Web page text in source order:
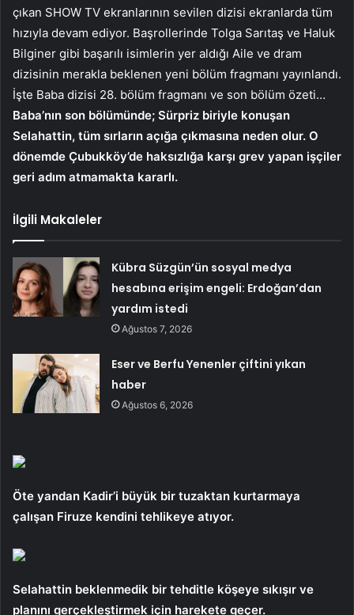
çıkan SHOW TV ekranlarının sevilen dizisi ekranlarda tüm
hızıyla devam ediyor. Başrollerinde Tolga Sarıtaş ve Haluk
Bilginer gibi başarılı isimlerin yer aldığı Aile ve dram
dizisinin merakla beklenen yeni bölüm fragmanı yayınlandı.
İşte Baba dizisi 28. bölüm fragmanı ve son bölüm özeti…
Baba’nın son bölümünde; Sürpriz biriyle konuşan
Selahattin, tüm sırların açığa çıkmasına neden olur. O
dönemde Çubukköy’de haksızlığa karşı grev yapan işçiler
geri adım atmamakta kararlı.
İlgili Makaleler
Kübra Süzgün’ün sosyal medya
hesabına erişim engeli: Erdoğan’dan
yardım istedi
Ağustos 7, 2026
Eser ve Berfu Yenenler çiftini yıkan
haber
Ağustos 6, 2026
Öte yandan Kadir’i büyük bir tuzaktan kurtarmaya
çalışan Firuze kendini tehlikeye atıyor.
Selahattin beklenmedik bir tehditle köşeye sıkışır ve
planını gerçekleştirmek için harekete geçer.